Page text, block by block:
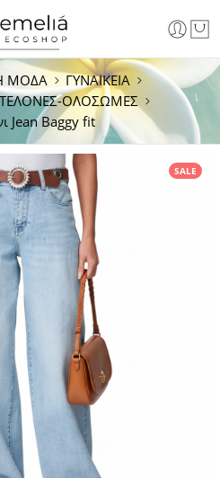
ΜΟΔΑ
ΓΥΝΑΙΚΕΙΑ
ΟΛΟΣΩΜΕΣ
Jean Baggy fit
SALE